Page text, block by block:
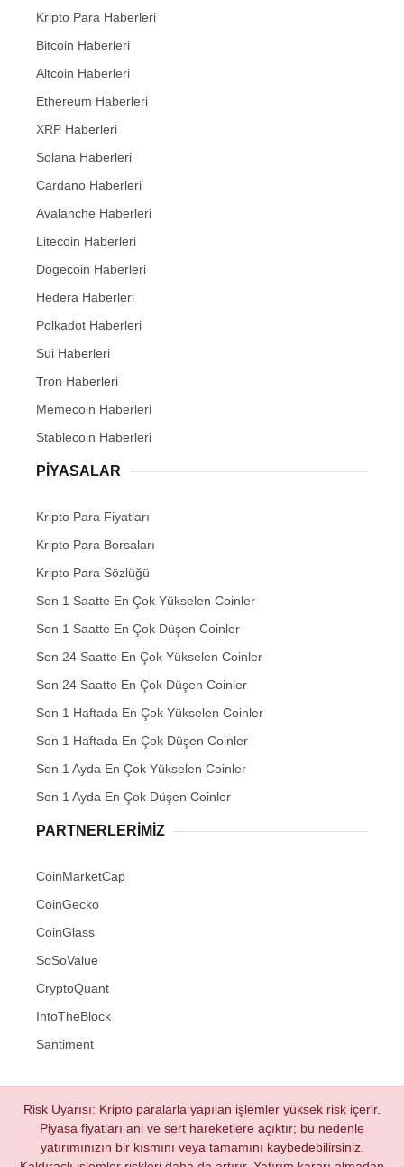
Kripto Para Haberleri
Bitcoin Haberleri
Altcoin Haberleri
Ethereum Haberleri
XRP Haberleri
Solana Haberleri
Cardano Haberleri
Avalanche Haberleri
Litecoin Haberleri
Dogecoin Haberleri
Hedera Haberleri
Polkadot Haberleri
Sui Haberleri
Tron Haberleri
Memecoin Haberleri
Stablecoin Haberleri
PIYASALAR
Kripto Para Fiyatları
Kripto Para Borsaları
Kripto Para Sözlüğü
Son 1 Saatte En Çok Yükselen Coinler
Son 1 Saatte En Çok Düşen Coinler
Son 24 Saatte En Çok Yükselen Coinler
Son 24 Saatte En Çok Düşen Coinler
Son 1 Haftada En Çok Yükselen Coinler
Son 1 Haftada En Çok Düşen Coinler
Son 1 Ayda En Çok Yükselen Coinler
Son 1 Ayda En Çok Düşen Coinler
PARTNERLERIMIZ
CoinMarketCap
CoinGecko
CoinGlass
SoSoValue
CryptoQuant
IntoTheBlock
Santiment
Risk Uyarısı: Kripto paralarla yapılan işlemler yüksek risk içerir.
Piyasa fiyatları ani ve sert hareketlere açıktır; bu nedenle
yatırımınızın bir kısmını veya tamamını kaybedebilirsiniz.